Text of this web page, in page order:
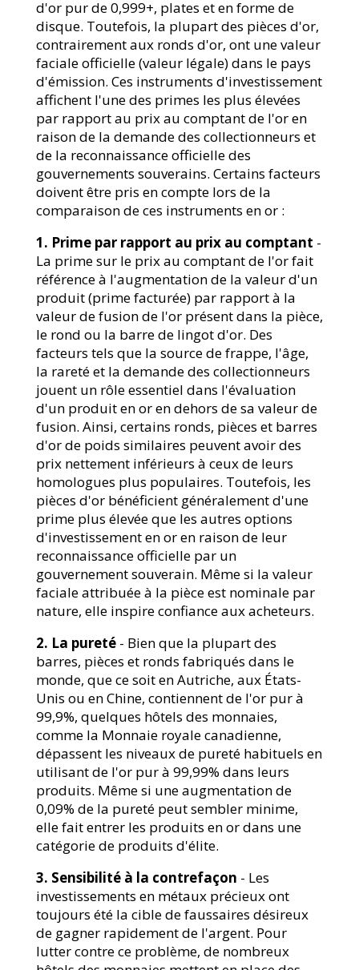
d'or pur de 0,999+, plates et en forme de
disque. Toutefois, la plupart des pièces d'or,
contrairement aux ronds d'or, ont une valeur
faciale officielle (valeur légale) dans le pays
d'émission. Ces instruments d'investissement
affichent l'une des primes les plus élevées
par rapport au prix au comptant de l'or en
raison de la demande des collectionneurs et
de la reconnaissance officielle des
gouvernements souverains. Certains facteurs
doivent être pris en compte lors de la
comparaison de ces instruments en or :
1. Prime par rapport au prix au comptant -
La prime sur le prix au comptant de l'or fait
référence à l'augmentation de la valeur d'un
produit (prime facturée) par rapport à la
valeur de fusion de l'or présent dans la pièce,
le rond ou la barre de lingot d'or. Des
facteurs tels que la source de frappe, l'âge,
la rareté et la demande des collectionneurs
jouent un rôle essentiel dans l'évaluation
d'un produit en or en dehors de sa valeur de
fusion. Ainsi, certains ronds, pièces et barres
d'or de poids similaires peuvent avoir des
prix nettement inférieurs à ceux de leurs
homologues plus populaires. Toutefois, les
pièces d'or bénéficient généralement d'une
prime plus élevée que les autres options
d'investissement en or en raison de leur
reconnaissance officielle par un
gouvernement souverain. Même si la valeur
faciale attribuée à la pièce est nominale par
nature, elle inspire confiance aux acheteurs.
2. La pureté- Bien que la plupart des
barres, pièces et ronds fabriqués dans le
monde, que ce soit en Autriche, aux États-
Unis ou en Chine, contiennent de l'or pur à
99,9%, quelques hôtels des monnaies,
comme la Monnaie royale canadienne,
dépassent les niveaux de pureté habituels en
utilisant de l'or pur à 99,99% dans leurs
produits. Même si une augmentation de
0,09% de la pureté peut sembler minime,
elle fait entrer les produits en or dans une
catégorie de produits d'élite.
3. Sensibilité à la contrefaçon - Les
investissements en métaux précieux ont
toujours été la cible de faussaires désireux
de gagner rapidement de l'argent. Pour
lutter contre ce problème, de nombreux